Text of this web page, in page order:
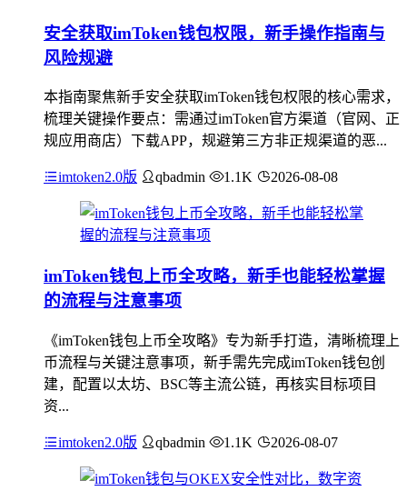
安全获取imToken钱包权限，新手操作指南与
风险规避
本指南聚焦新手安全获取imToken钱包权限的核心需求，
梳理关键操作要点：需通过imToken官方渠道（官网、正
规应用商店）下载APP，规避第三方非正规渠道的恶...
imtoken2.0版 qbadmin 1.1K 2026-08-08
imToken钱包上币全攻略，新手也能轻松掌握
的流程与注意事项
《imToken钱包上币全攻略》专为新手打造，清晰梳理上
币流程与关键注意事项，新手需先完成imToken钱包创
建，配置以太坊、BSC等主流公链，再核实目标项目
资...
imtoken2.0版 qbadmin 1.1K 2026-08-07